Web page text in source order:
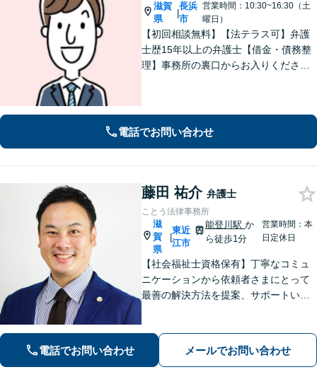
滋賀
県
|
長浜
市
営業時間：10:30~16:30（土
曜日）
【初回相談無料】【法テラス可】弁護
士歴15年以上の弁護士【借金・債務整
理】事務所の裏口からお入りくださ
電話でお問い合わせ
藤田 祐介 弁護士
ことう法律事務所
滋
賀
県
|
東近
江市
能登川駅か
ら徒歩1分
営業時間：本
日定休日
【社会福祉士資格保有】丁寧なコミュ
ニケーションから依頼者さまにとって
最善の解決方法を提案、サポートいた
福祉や医療と連携し垣根を超えて解決
へと導きます。【休日、夜間対応可
電話でお問い合わせ メールでお問い合わせ